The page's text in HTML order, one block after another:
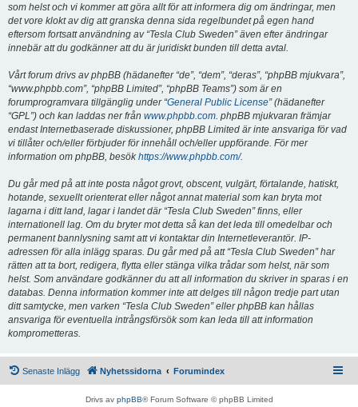
som helst och vi kommer att göra allt för att informera dig om ändringar, men
det vore klokt av dig att granska denna sida regelbundet på egen hand
eftersom fortsatt användning av “Tesla Club Sweden” även efter ändringar
innebär att du godkänner att du är juridiskt bunden till detta avtal.
Vårt forum drivs av phpBB (hädanefter “de”, “dem”, “deras”, “phpBB mjukvara”,
“www.phpbb.com”, “phpBB Limited”, “phpBB Teams”) som är en
forumprogramvara tillgänglig under “General Public License” (hädanefter
“GPL”) och kan laddas ner från www.phpbb.com. phpBB mjukvaran främjar
endast Internetbaserade diskussioner, phpBB Limited är inte ansvariga för vad
vi tillåter och/eller förbjuder för innehåll och/eller uppförande. För mer
information om phpBB, besökhttps://www.phpbb.com/.
Du går med på att inte posta något grovt, obscent, vulgärt, förtalande, hatiskt,
hotande, sexuellt orienterat eller något annat material som kan bryta mot
lagarna i ditt land, lagar i landet där “Tesla Club Sweden” finns, eller
internationell lag. Om du bryter mot detta så kan det leda till omedelbar och
permanent bannlysning samt att vi kontaktar din Internetleverantör. IP-
adressen för alla inlägg sparas. Du går med på att “Tesla Club Sweden” har
rätten att ta bort, redigera, flytta eller stänga vilka trådar som helst, när som
helst. Som användare godkänner du att all information du skriver in sparas i en
databas. Denna information kommer inte att delges till någon tredje part utan
ditt samtycke, men varken “Tesla Club Sweden” eller phpBB kan hållas
ansvariga för eventuella intrångsförsök som kan leda till att information
komprometteras.
Senaste Inlägg Nyhetssidorna Forumindex
Drivs av phpBB® Forum Software © phpBB Limited